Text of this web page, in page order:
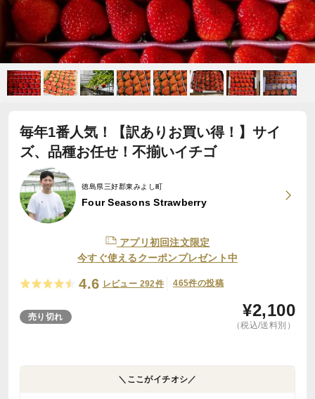
毎年1番人気！【訳ありお買い得！】サイ
ズ、品種お任せ！不揃いイチゴ
徳島県三好郡東みよし町
Four Seasons Strawberry
アプリ初回注文限定
今すぐ使えるクーポンプレゼント中
4.6 レビュー 292件 465件の投稿
売り切れ ¥2,100
（税込/送料別）
＼ここがイチオシ／